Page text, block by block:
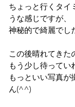
ちょっと行くタイ
うな感じですが、
神秘的で綺麗でし
この後晴れてきた
もう少し待ってい
もっといい写真が
ん(^^)